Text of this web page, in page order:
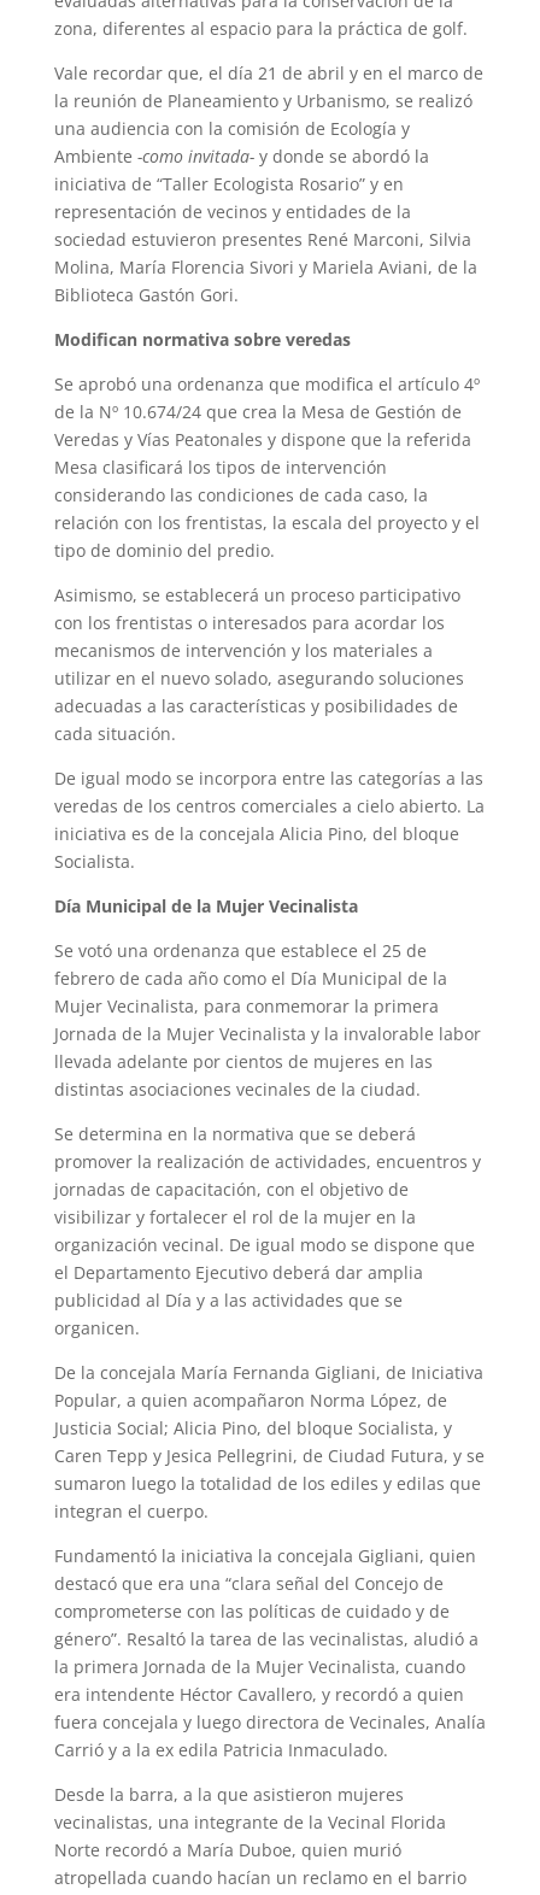
zona, diferentes al espacio para la práctica de golf.
Vale recordar que, el día 21 de abril y en el marco de
la reunión de Planeamiento y Urbanismo, se realizó
una audiencia con la comisión de Ecología y
Ambiente -como invitada-y donde se abordó la
iniciativa de “Taller Ecologista Rosario” y en
representación de vecinos y entidades de la
sociedad estuvieron presentes René Marconi, Silvia
Molina, María Florencia Sivori y Mariela Aviani, de la
Biblioteca Gastón Gori.
Modifican normativa sobre veredas
Se aprobó una ordenanza que modifica el artículo 4º
de la Nº 10.674/24 que crea la Mesa de Gestión de
Veredas y Vías Peatonales y dispone que la referida
Mesa clasificará los tipos de intervención
considerando las condiciones de cada caso, la
relación con los frentistas, la escala del proyecto y el
tipo de dominio del predio.
Asimismo, se establecerá un proceso participativo
con los frentistas o interesados para acordar los
mecanismos de intervención y los materiales a
utilizar en el nuevo solado, asegurando soluciones
adecuadas a las características y posibilidades de
cada situación.
De igual modo se incorpora entre las categorías a las
veredas de los centros comerciales a cielo abierto. La
iniciativa es de la concejala Alicia Pino, del bloque
Socialista.
Día Municipal de la Mujer Vecinalista
Se votó una ordenanza que establece el 25 de
febrero de cada año como el Día Municipal de la
Mujer Vecinalista, para conmemorar la primera
Jornada de la Mujer Vecinalista y la invalorable labor
llevada adelante por cientos de mujeres en las
distintas asociaciones vecinales de la ciudad.
Se determina en la normativa que se deberá
promover la realización de actividades, encuentros y
jornadas de capacitación, con el objetivo de
visibilizar y fortalecer el rol de la mujer en la
organización vecinal. De igual modo se dispone que
el Departamento Ejecutivo deberá dar amplia
publicidad al Día y a las actividades que se
organicen.
De la concejala María Fernanda Gigliani, de Iniciativa
Popular, a quien acompañaron Norma López, de
Justicia Social; Alicia Pino, del bloque Socialista, y
Caren Tepp y Jesica Pellegrini, de Ciudad Futura, y se
sumaron luego la totalidad de los ediles y edilas que
integran el cuerpo.
Fundamentó la iniciativa la concejala Gigliani, quien
destacó que era una “clara señal del Concejo de
comprometerse con las políticas de cuidado y de
género”. Resaltó la tarea de las vecinalistas, aludió a
la primera Jornada de la Mujer Vecinalista, cuando
era intendente Héctor Cavallero, y recordó a quien
fuera concejala y luego directora de Vecinales, Analía
Carrió y a la ex edila Patricia Inmaculado.
Desde la barra, a la que asistieron mujeres
vecinalistas, una integrante de la Vecinal Florida
Norte recordó a María Duboe, quien murió
atropellada cuando hacían un reclamo en el barrio